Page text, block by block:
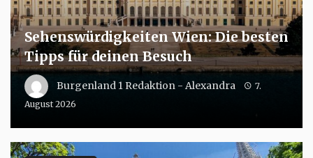
Sehenswürdigkeiten Wien: Die besten
Tipps für deinen Besuch
Burgenland 1 Redaktion - Alexandra
7.
August 2026